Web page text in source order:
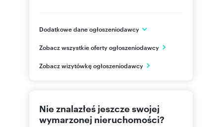
Dodatkowe dane ogłoszeniodawcy
Piaseczno
PL
22 750 Pokaż telefon
Zobacz wszystkie oferty ogłoszeniodawcy
Zobacz wizytówkę ogłoszeniodawcy
Nie znalazłeś jeszcze swojej
wymarzonej nieruchomości?